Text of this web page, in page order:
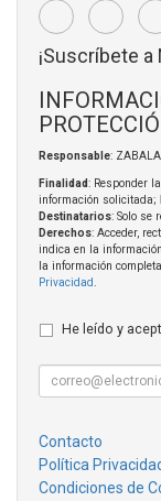
¡Suscríbete
Responsable: ZABALA
Finalidad: Responder
información solicitada;
Destinatarios: Solo se
Derechos: Acceder,
indica en la
la información
Privacidad
He leído y
Contacto
Política
Condiciones de